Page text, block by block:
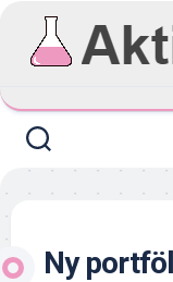
content
Ny